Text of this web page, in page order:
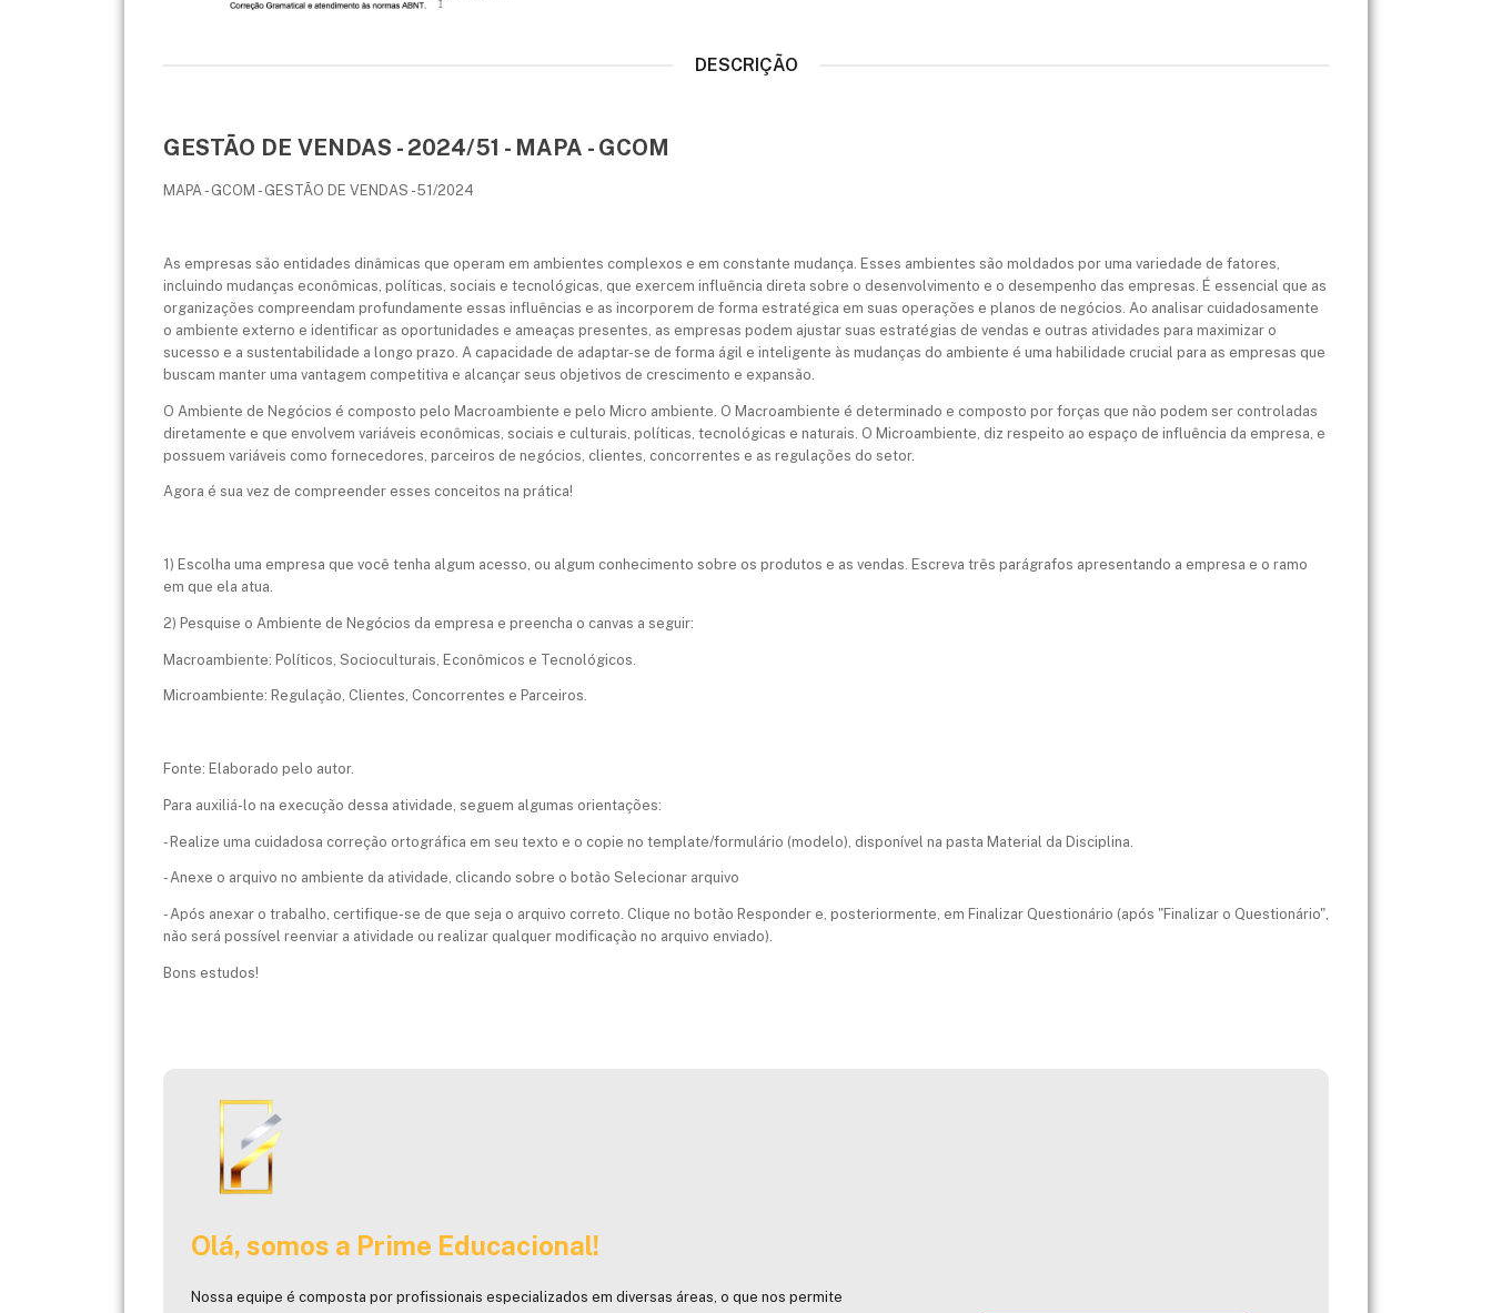
DESCRIÇÃO
GESTÃO DE VENDAS - 2024/51 - MAPA - GCOM
MAPA - GCOM - GESTÃO DE VENDAS - 51/2024
As empresas são entidades dinâmicas que operam em ambientes complexos e em constante mudança. Esses ambientes são moldados por uma variedade de fatores,
incluindo mudanças econômicas, políticas, sociais e tecnológicas, que exercem influência direta sobre o desenvolvimento e o desempenho das empresas. É essencial que as
organizações compreendam profundamente essas influências e as incorporem de forma estratégica em suas operações e planos de negócios. Ao analisar cuidadosamente
o ambiente externo e identificar as oportunidades e ameaças presentes, as empresas podem ajustar suas estratégias de vendas e outras atividades para maximizar o
sucesso e a sustentabilidade a longo prazo. A capacidade de adaptar-se de forma ágil e inteligente às mudanças do ambiente é uma habilidade crucial para as empresas que
buscam manter uma vantagem competitiva e alcançar seus objetivos de crescimento e expansão.
O Ambiente de Negócios é composto pelo Macroambiente e pelo Micro ambiente. O Macroambiente é determinado e composto por forças que não podem ser controladas
diretamente e que envolvem variáveis econômicas, sociais e culturais, políticas, tecnológicas e naturais. O Microambiente, diz respeito ao espaço de influência da empresa, e
possuem variáveis como fornecedores, parceiros de negócios, clientes, concorrentes e as regulações do setor.
Agora é sua vez de compreender esses conceitos na prática!
1) Escolha uma empresa que você tenha algum acesso, ou algum conhecimento sobre os produtos e as vendas. Escreva três parágrafos apresentando a empresa e o ramo
em que ela atua.
2) Pesquise o Ambiente de Negócios da empresa e preencha o canvas a seguir:
Macroambiente: Políticos, Socioculturais, Econômicos e Tecnológicos.
Microambiente: Regulação, Clientes, Concorrentes e Parceiros.
Fonte: Elaborado pelo autor.
Para auxiliá-lo na execução dessa atividade, seguem algumas orientações:
- Realize uma cuidadosa correção ortográfica em seu texto e o copie no template/formulário (modelo), disponível na pasta Material da Disciplina.
- Anexe o arquivo no ambiente da atividade, clicando sobre o botão Selecionar arquivo
- Após anexar o trabalho, certifique-se de que seja o arquivo correto. Clique no botão Responder e, posteriormente, em Finalizar Questionário (após "Finalizar o Questionário",
não será possível reenviar a atividade ou realizar qualquer modificação no arquivo enviado).
Bons estudos!
Olá, somos a Prime Educacional!
Nossa equipe é composta por profissionais especializados em diversas áreas, o que nos permite